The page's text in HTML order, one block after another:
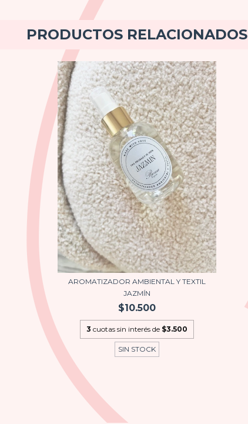
PRODUCTOS RELACIONADOS
AROMATIZADOR AMBIENTAL Y TEXTIL
JAZMÍN
$10.500
3 cuotas sin interés de $3.500
SIN STOCK